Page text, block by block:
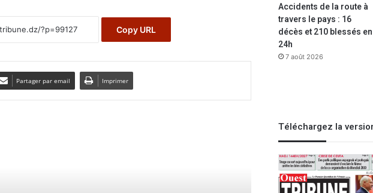
Copy URL
Partager par email Imprimer
Accidents de la route à
travers le pays : 16
décès et 210 blessés en
24h
7 août 2026
Téléchargez la